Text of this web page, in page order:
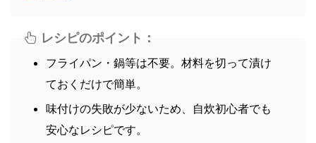
レシピのポイント：
フライパン・鍋等は不要。材料を切って漬け
ておくだけで簡単。
味付けの失敗が少ないため、自炊初心者でも
安心なレシピです。